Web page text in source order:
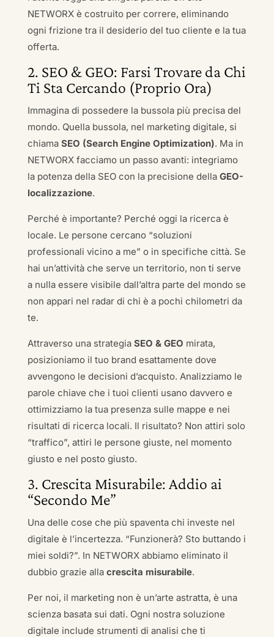
NETWORX è costruito per correre, eliminando
ogni frizione tra il desiderio del tuo cliente e la tua
offerta.
2. SEO & GEO: Farsi Trovare da Chi
Ti Sta Cercando (Proprio Ora)
Immagina di possedere la bussola più precisa del
mondo. Quella bussola, nel marketing digitale, si
chiama SEO (Search Engine Optimization). Ma in
NETWORX facciamo un passo avanti: integriamo
la potenza della SEO con la precisione della GEO-
localizzazione.
Perché è importante? Perché oggi la ricerca è
locale. Le persone cercano “soluzioni
professionali vicino a me” o in specifiche città. Se
hai un’attività che serve un territorio, non ti serve
a nulla essere visibile dall’altra parte del mondo se
non appari nel radar di chi è a pochi chilometri da
te.
Attraverso una strategia SEO & GEO mirata,
posizioniamo il tuo brand esattamente dove
avvengono le decisioni d’acquisto. Analizziamo le
parole chiave che i tuoi clienti usano davvero e
ottimizziamo la tua presenza sulle mappe e nei
risultati di ricerca locali. Il risultato? Non attiri solo
“traffico”, attiri le persone giuste, nel momento
giusto e nel posto giusto.
3. Crescita Misurabile: Addio ai
“Secondo Me”
Una delle cose che più spaventa chi investe nel
digitale è l’incertezza. “Funzionerà? Sto buttando i
miei soldi?”. In NETWORX abbiamo eliminato il
dubbio grazie alla crescita misurabile.
Per noi, il marketing non è un’arte astratta, è una
scienza basata sui dati. Ogni nostra soluzione
digitale include strumenti di analisi che ti